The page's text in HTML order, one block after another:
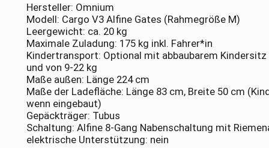
Hersteller: Omnium
Modell: Cargo V3 Alfine Gates (Rahmegröße M)
Leergewicht: ca. 20 kg
Maximale Zuladung: 175 kg inkl. Fahrer*in
Kindertransport: Optional mit abbaubarem
und von 9-22 kg
Maße außen: Länge 224 cm
Maße der Ladefläche: Länge 83 cm, Breite 50 cm
wenn eingebaut)
Gepäckträger: Tubus
Schaltung: Alfine 8-Gang Nabenschaltung mit
elektrische Unterstützung: nein